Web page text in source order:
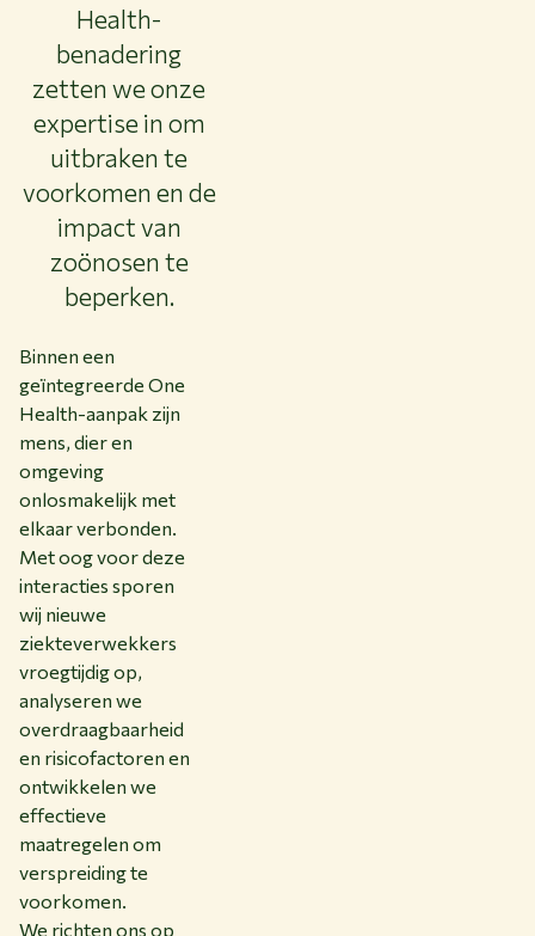
Health-
benadering
zetten we onze
expertise in om
uitbraken te
voorkomen en de
impact van
zoönosen te
beperken.
Binnen een
geïntegreerde One
Health-aanpak zijn
mens, dier en
omgeving
onlosmakelijk met
elkaar verbonden.
Met oog voor deze
interacties sporen
wij nieuwe
ziekteverwekkers
vroegtijdig op,
analyseren we
overdraagbaarheid
en risicofactoren en
ontwikkelen we
effectieve
maatregelen om
verspreiding te
voorkomen.
We richten ons op